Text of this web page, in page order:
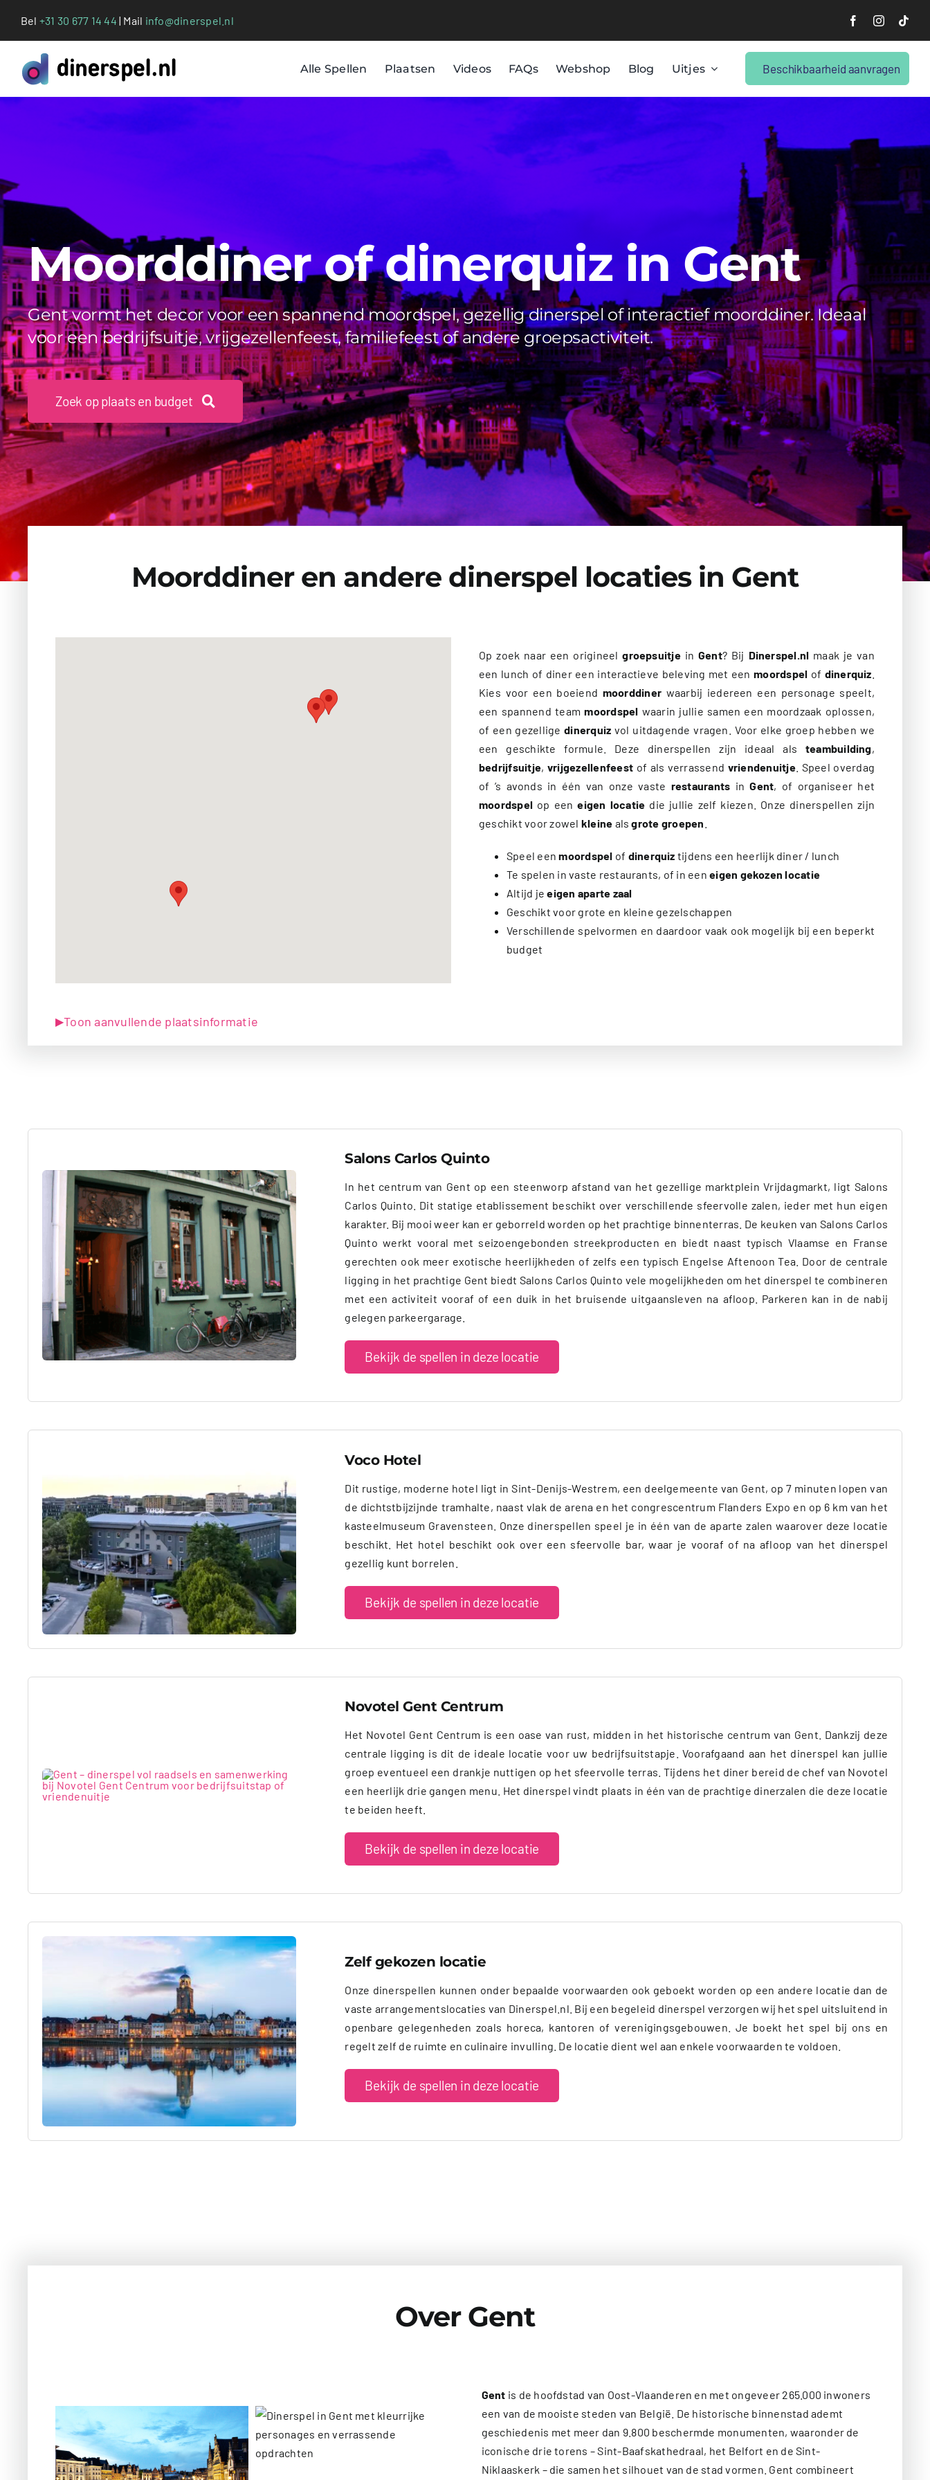
Bel +31 30 677 14 44 | Mail info@dinerspel.nl
Alle Spellen Plaatsen Videos FAQs Webshop Blog Uitjes Beschikbaarheid aanvragen
Moorddiner of dinerquiz in Gent
Gent vormt het decor voor een spannend moordspel, gezellig dinerspel of interactief moorddiner. Ideaal
voor een bedrijfsuitje, vrijgezellenfeest, familiefeest of andere groepsactiviteit.
Zoek op plaats en budget
Moorddiner en andere dinerspel locaties in Gent
Op zoek naar een origineelgroepsuitjein Gent? Bij Dinerspel.nl maak je van
een lunch of diner een interactieve beleving met eenmoordspel of dinerquiz
Kies voor een boeiend moorddiner waarbij iedereen een personage speelt,
een spannend teammoordspel waarin jullie samen een moordzaak oplossen,
of een gezelligedinerquiz vol uitdagende vragen. Voor elke groep hebben we
een geschikte formule. Deze dinerspellen zijn ideaal als teambuilding,
bedrijfsuitje, vrijgezellenfeest of als verrassend vriendenuitje. Speel overdag
of ’s avonds in één van onze vaste restaurants inGent, of organiseer het
moordspel op eeneigen locatie die jullie zelf kiezen. Onze dinerspellen zijn
geschikt voor zowel kleine alsgrote groepen
Speel eenmoordspel of dinerquiz tijdens een heerlijk diner / lunch
Te spelen in vaste restaurants, of in eeneigen gekozen locatie
Altijd jeeigen aparte zaal
Geschikt voor grote en kleine gezelschappen
Verschillende spelvormen en daardoor vaak ook mogelijk bij een beperkt
budget
▶Toon aanvullende plaatsinformatie
Salons Carlos Quinto
In het centrum van Gent op een steenworp afstand van het gezellige marktplein Vrijdagmarkt, ligt Salons
Carlos Quinto. Dit statige etablissement beschikt over verschillende sfeervolle zalen, ieder met hun eigen
karakter. Bij mooi weer kan er geborreld worden op het prachtige binnenterras. De keuken van Salons Carlos
Quinto werkt vooral met seizoengebonden streekproducten en biedt naast typisch Vlaamse en Franse
gerechten ook meer exotische heerlijkheden of zelfs een typisch Engelse Aftenoon Tea. Door de centrale
ligging in het prachtige Gent biedt Salons Carlos Quinto vele mogelijkheden om het dinerspel te combineren
met een activiteit vooraf of een duik in het bruisende uitgaansleven na afloop. Parkeren kan in de nabij
gelegen parkeergarage.
Bekijk de spellen in deze locatie
Voco Hotel
Dit rustige, moderne hotel ligt in Sint-Denijs-Westrem, een deelgemeente van Gent, op 7 minuten lopen van
de dichtstbijzijnde tramhalte, naast vlak de arena en het congrescentrum Flanders Expo en op 6 km van het
kasteelmuseum Gravensteen. Onze dinerspellen speel je in één van de aparte zalen waarover deze locatie
beschikt. Het hotel beschikt ook over een sfeervolle bar, waar je vooraf of na afloop van het dinerspel
gezellig kunt borrelen.
Bekijk de spellen in deze locatie
Novotel Gent Centrum
Het Novotel Gent Centrum is een oase van rust, midden in het historische centrum van Gent. Dankzij deze
centrale ligging is dit de ideale locatie voor uw bedrijfsuitstapje. Voorafgaand aan het dinerspel kan jullie
groep eventueel een drankje nuttigen op het sfeervolle terras. Tijdens het diner bereid de chef van Novotel
een heerlijk drie gangen menu. Het dinerspel vindt plaats in één van de prachtige dinerzalen die deze locatie
te beiden heeft.
Bekijk de spellen in deze locatie
Zelf gekozen locatie
Onze dinerspellen kunnen onder bepaalde voorwaarden ook geboekt worden op een andere locatie dan de
vaste arrangementslocaties van Dinerspel.nl. Bij een begeleid dinerspel verzorgen wij het spel uitsluitend in
openbare gelegenheden zoals horeca, kantoren of verenigingsgebouwen. Je boekt het spel bij ons en
regelt zelf de ruimte en culinaire invulling. De locatie dient wel aan enkele voorwaarden te voldoen.
Bekijk de spellen in deze locatie
Over Gent
Gent is de hoofdstad van Oost-Vlaanderen en met ongeveer 265.000 inwoners
een van de mooiste steden van België. De historische binnenstad ademt
geschiedenis met meer dan 9.800 beschermde monumenten, waaronder de
iconische drie torens – Sint-Baafskathedraal, het Belfort en de Sint-
Niklaaskerk – die samen het silhouet van de stad vormen. Gent combineert